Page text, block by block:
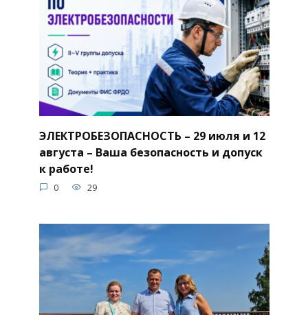
ЭЛЕКТРОБЕЗОПАСНОСТЬ – 29 июля и 12
августа – Ваша безопасность и допуск
к работе!
0 29